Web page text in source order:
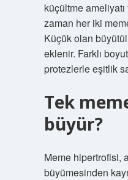
küçültme ameliyatı
zaman her iki
Küçük olan
eklenir. Farklı
protezlerle eşitlik
Tek
büyür?
Meme hipertrofisi,
büyümesinden